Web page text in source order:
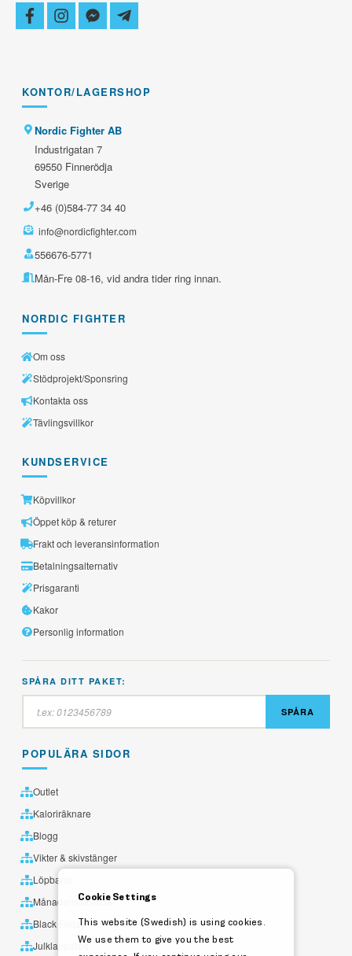
facebookinstagram
facebook-
messenger
telegram-
plane
KONTOR/LAGERSHOP
Nordic Fighter AB
Industrigatan 7
69550 Finnerödja
Sverige
+46 (0)584-77 34 40
info@nordicfighter.com
556676-5771
Mån-Fre 08-16, vid andra tider ring innan.
NORDIC FIGHTER
Om oss
Stödprojekt/Sponsring
Kontakta oss
Tävlingsvillkor
KUNDSERVICE
Köpvillkor
Öppet köp & returer
Frakt och leveransinformation
Betalningsalternativ
Prisgaranti
Kakor
Personlig information
SPÅRA DITT PAKET:
SPÅRA
POPULÄRA SIDOR
Outlet
Kaloriräknare
Blogg
Vikter & skivstänger
Löpband
Månadens utvalda
Black Friday
Julklappstips
Cookie Settings
This website (Swedish) is using cookies.
We use them to give you the best